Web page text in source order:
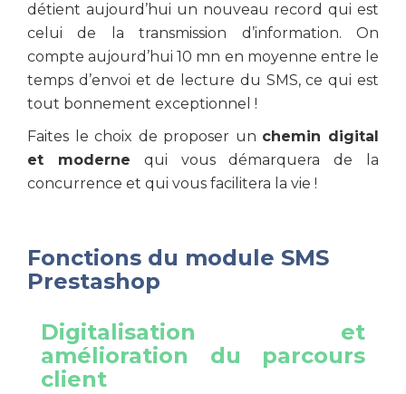
détient aujourd’hui un nouveau record qui est
celui de la transmission d’information. On
compte aujourd’hui 10 mn en moyenne entre le
temps d’envoi et de lecture du SMS, ce qui est
tout bonnement exceptionnel !
Faites le choix de proposer un chemin digital
et moderne qui vous démarquera de la
concurrence et qui vous facilitera la vie !
Fonctions du module SMS
Prestashop
Digitalisation et
amélioration du parcours
client